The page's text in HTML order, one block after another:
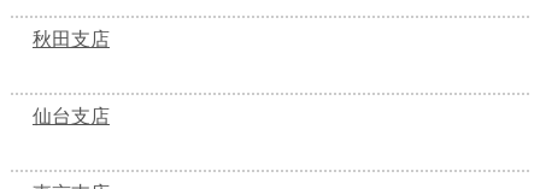
秋田支店
仙台支店